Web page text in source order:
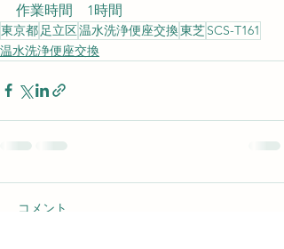
作業時間　1時間
東京都足立区温水洗浄便座交換東芝SCS-T161
温水洗浄便座交換
コメント